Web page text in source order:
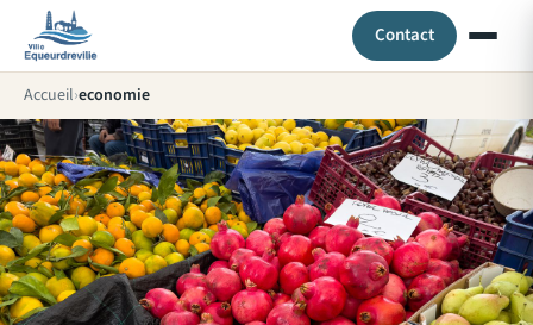
Contact
Accueil economie